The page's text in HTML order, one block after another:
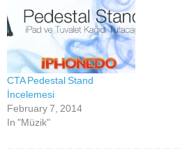
CTA Pedestal Stand
İncelemesi
February 7, 2014
In "Müzik"